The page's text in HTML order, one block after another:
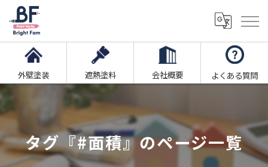
外壁塗装 遮熱塗料 会社概要 よくある質問
タグ『#面積』のページ一覧